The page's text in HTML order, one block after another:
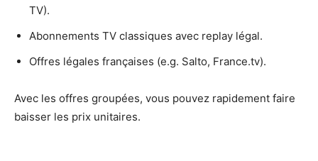
TV).
Abonnements TV classiques avec replay légal.
Offres légales françaises (e.g. Salto, France.tv).
Avec les offres groupées, vous pouvez rapidement faire
baisser les prix unitaires.